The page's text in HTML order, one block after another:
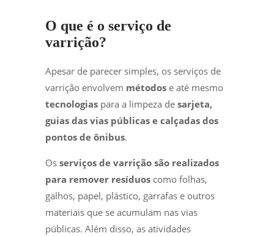
O que é o serviço de
varrição?
Apesar de parecer simples, os serviços de
varrição envolvem métodos e até mesmo
tecnologias para a limpeza de sarjeta,
guias das vias públicas e calçadas dos
pontos de ônibus.
Os serviços de varrição são realizados
para remover resíduos como folhas,
galhos, papel, plástico, garrafas e outros
materiais que se acumulam nas vias
públicas. Além disso, as atividades